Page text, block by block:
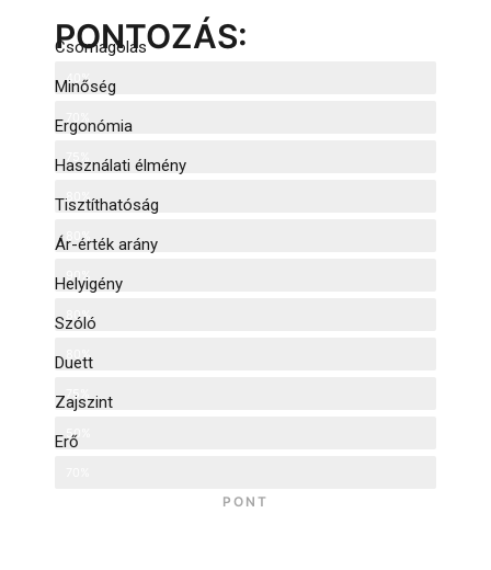
PONTOZÁS:
Csomagolás
40%
Minőség
Ergonómia
Használati élmény
80%
Tisztíthatóság
80%
Ár-érték arány
90%
Helyigény
80%
Szóló
80%
Duett
75%
Zajszint
50%
Erő
PONT